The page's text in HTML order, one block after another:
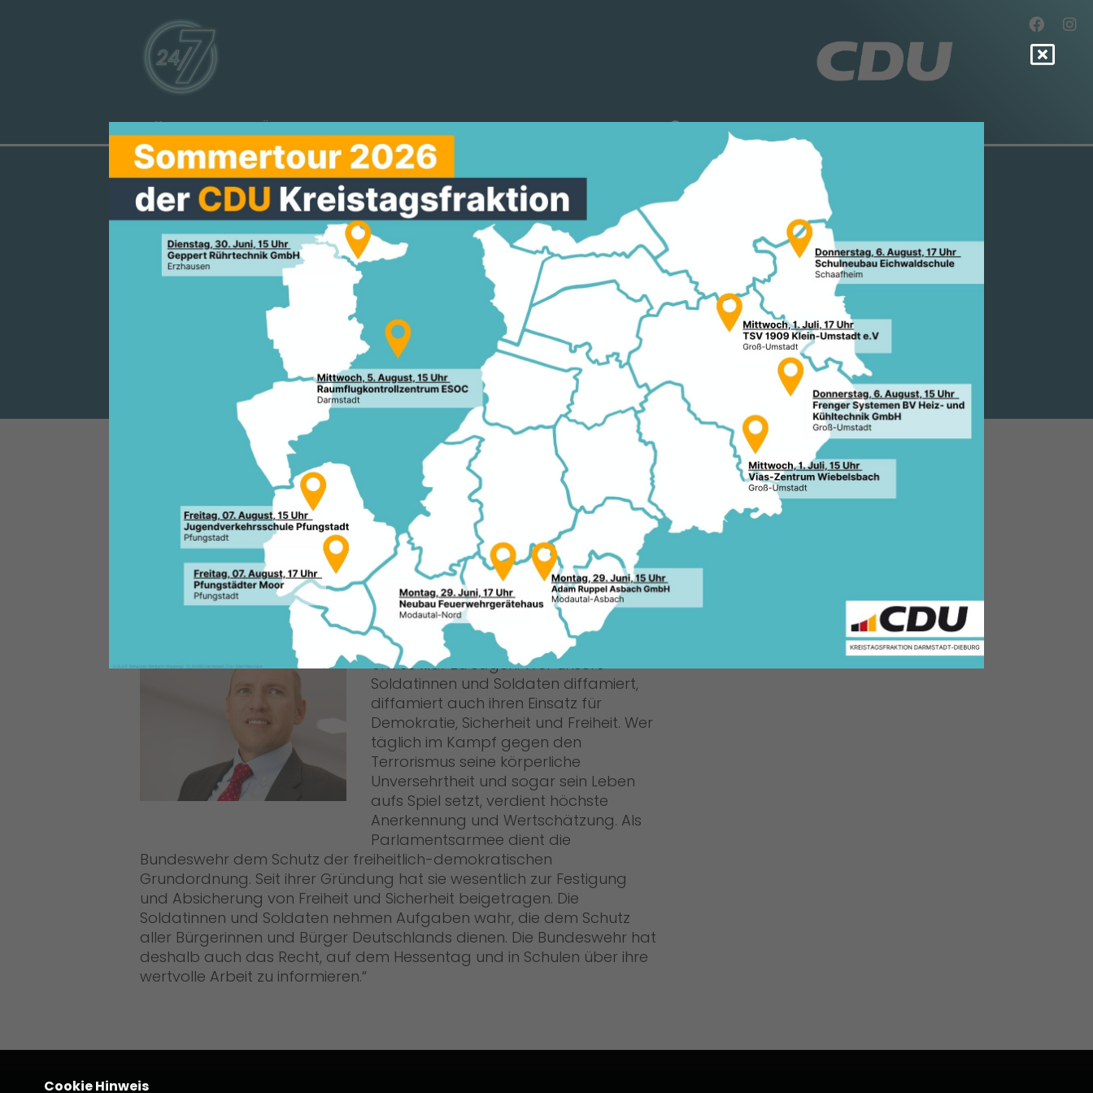
Aktuelles Über uns Vereinigungen Arbeitskreise Mitmachen
MANFRED PENTZ: CDU HESSEN STEHT ZUR
BUNDESWEHR –
INFORMATIONSVERANSTALTUNGEN UNSERER
PARLAMENTSARMEE AUF HESSENTAG UND IN
SCHULEN SIND RICHTIG UND NOTWENDIG
Anlässlich der Diskussion um die Bundeswehr auf dem Hessentag
erklärte der Generalsekretär der CDU Hessen, Manfred Pentz:
Als CDU Hessen stehen wir zur Bundeswehr. Unsere Parlamentsarmee
gehört zu unserem Land und damit auch zum Hessentag. Mit großem
Unverständnis und Befremden haben wir deshalb zur Kenntnis nehmen
müssen, dass die Lehrergewerkschaft GEW in einem Rundschreiben an
hessische Schulen dazu auffordert, Schulklassen mögen die
Bundeswehr auf dem Hessentag meiden. Diese Haltung macht mich
fassungslos und offenbart, welch schräges Bild so mancher GEW-
Verantwortlicher von der Bundeswehr hat.
Um es klar zu sagen: Wer unsere
Soldatinnen und Soldaten diffamiert,
diffamiert auch ihren Einsatz für
Demokratie, Sicherheit und Freiheit. Wer
täglich im Kampf gegen den
Terrorismus seine körperliche
Unversehrtheit und sogar sein Leben
aufs Spiel setzt, verdient höchste
Anerkennung und Wertschätzung. Als
Parlamentsarmee dient die
Bundeswehr dem Schutz der freiheitlich-demokratischen
Grundordnung. Seit ihrer Gründung hat sie wesentlich zur Festigung
und Absicherung von Freiheit und Sicherheit beigetragen. Die
Soldatinnen und Soldaten nehmen Aufgaben wahr, die dem Schutz
aller Bürgerinnen und Bürger Deutschlands dienen. Die Bundeswehr hat
deshalb auch das Recht, auf dem Hessentag und in Schulen über ihre
wertvolle Arbeit zu informieren.“
16.05.2018, 11:51 Uhr
Cookie Hinweis